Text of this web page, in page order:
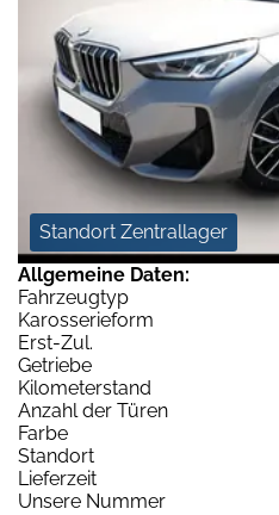
Standort Zentrallager
Allgemeine Daten:
Fahrzeugtyp
Karosserieform
Erst-Zul.
Getriebe
Kilometerstand
Anzahl der Türen
Farbe
Standort
Lieferzeit
Unsere Nummer